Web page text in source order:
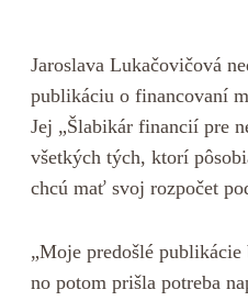
Jaroslava Lukačovičová
publikáciu o financovaní
Jej „Šlabikár financií pre
všetkých tých, ktorí
chcú mať svoj rozpočet
„Moje predošlé
no potom prišla potreba